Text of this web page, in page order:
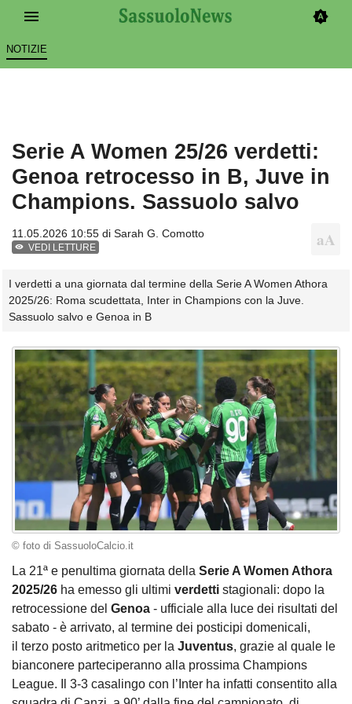
NOTIZIE
Serie A Women 25/26 verdetti:
Genoa retrocesso in B, Juve in
Champions. Sassuolo salvo
11.05.2026 10:55 di Sarah G. Comotto
VEDI LETTURE
I verdetti a una giornata dal termine della Serie A Women Athora
2025/26: Roma scudettata, Inter in Champions con la Juve.
Sassuolo salvo e Genoa in B
© foto di SassuoloCalcio.it
La 21ª e penultima giornata della Serie A Women Athora
2025/26 ha emesso gli ultimi verdetti stagionali: dopo la
retrocessione del Genoa - ufficiale alla luce dei risultati del
sabato - è arrivato, al termine dei posticipi domenicali,
il terzo posto aritmetico per la Juventus, grazie al quale le
bianconere parteciperanno alla prossima Champions
League. Il 3-3 casalingo con l’Inter ha infatti consentito alla